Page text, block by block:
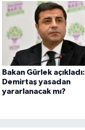
Bakan Gürlek açıkladı:
Demirtaş yasadan
yararlanacak mı?